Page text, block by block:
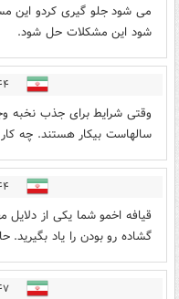
می شود جلو گیری کردو این
شود این مشکلات حل شود.
وقتی شرایط برای جذب نخبه
سالهاست بیکار هستند. چه
قیافه اخمو شما یکی از
گشاده رو بودن را یاد بگیرید.